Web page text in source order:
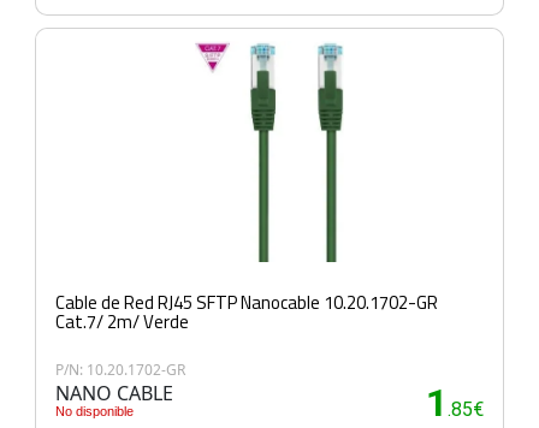
Cable de Red RJ45 SFTP Nanocable 10.20.1702-GR
Cat.7/ 2m/ Verde
P/N: 10.20.1702-GR
NANO CABLE
No disponible 1 .85€